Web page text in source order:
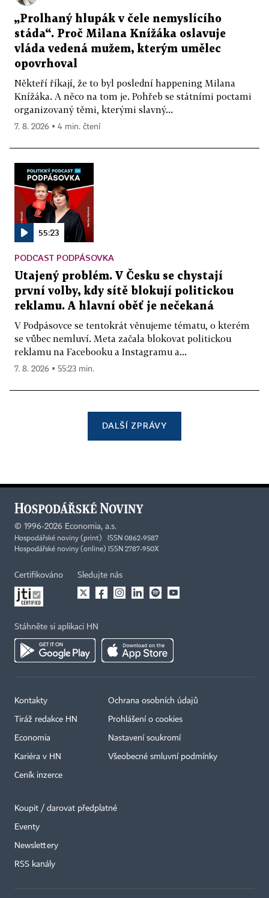
„Prolhaný hlupák v čele nemyslícího
stáda“. Proč Milana Knížáka oslavuje
vláda vedená mužem, kterým umělec
opovrhoval
Někteří říkají, že to byl poslední happening Milana
Knížáka. A něco na tom je. Pohřeb se státními poctami
organizovaný těmi, kterými slavný...
7. 8. 2026 ▪ 4 min. čtení
55:23
PODCAST PODPÁSOVKA
Utajený problém. V Česku se chystají
první volby, kdy sítě blokují politickou
reklamu. A hlavní oběť je nečekaná
V Podpásovce se tentokrát věnujeme tématu, o kterém
se vůbec nemluví. Meta začala blokovat politickou
reklamu na Facebooku a Instagramu a...
7. 8. 2026 ▪ 55:23 min.
DALŠÍ ZPRÁVY
© 1996-2026 Economia, a.s.
Hospodářské noviny (print) ISSN 0862-9587
Hospodářské noviny (online) ISSN 2787-950X
Certifikováno Sledujte nás
Stáhněte si aplikaci HN
Kontakty
Tiráž redakce HN
Economia
Kariéra v HN
Ceník inzerce
Ochrana osobních údajů
Prohlášení o cookies
Nastavení soukromí
Všeobecné smluvní podmínky
Koupit / darovat předplatné
Eventy
Newslettery
RSS kanály